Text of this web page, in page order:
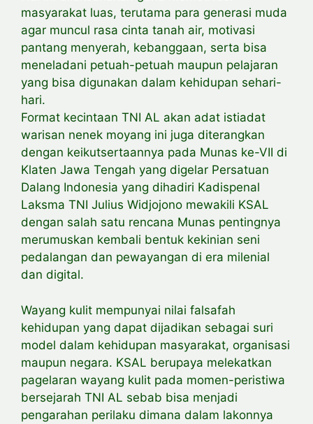
masyarakat luas, terutama para generasi muda
agar muncul rasa cinta tanah air, motivasi
pantang menyerah, kebanggaan, serta bisa
meneladani petuah-petuah maupun pelajaran
yang bisa digunakan dalam kehidupan sehari-
hari.
Format kecintaan TNI AL akan adat istiadat
warisan nenek moyang ini juga diterangkan
dengan keikutsertaannya pada Munas ke-VII di
Klaten Jawa Tengah yang digelar Persatuan
Dalang Indonesia yang dihadiri Kadispenal
Laksma TNI Julius Widjojono mewakili KSAL
dengan salah satu rencana Munas pentingnya
merumuskan kembali bentuk kekinian seni
pedalangan dan pewayangan di era milenial
dan digital.
Wayang kulit mempunyai nilai falsafah
kehidupan yang dapat dijadikan sebagai suri
model dalam kehidupan masyarakat, organisasi
maupun negara. KSAL berupaya melekatkan
pagelaran wayang kulit pada momen-peristiwa
bersejarah TNI AL sebab bisa menjadi
pengarahan perilaku dimana dalam lakonnya